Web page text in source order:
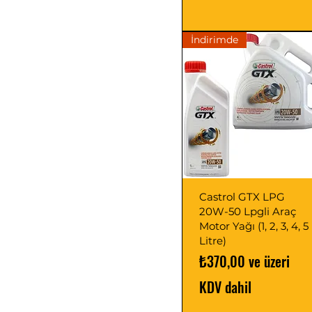
İndirimde
Castrol GTX LPG
20W-50 Lpgli Araç
Motor Yağı (1, 2, 3, 4, 5
Litre)
₺370,00 ve üzeri
İndirimli Fiyat
KDV dahil